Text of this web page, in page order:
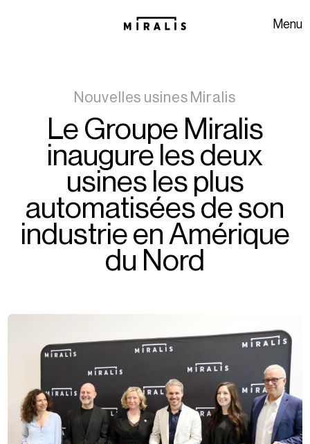
Menu
Nouvelles usines Miralis
Le Groupe Miralis
inaugure les deux
usines les plus
automatisées de son
industrie en Amérique
du Nord